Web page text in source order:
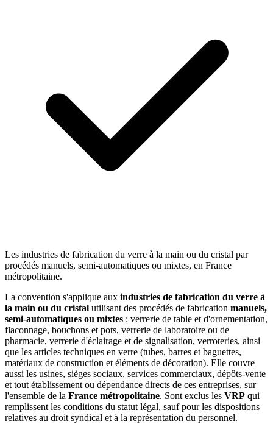
Les industries de fabrication du verre à la main ou du cristal par
procédés manuels, semi-automatiques ou mixtes, en France
métropolitaine.
La convention s'applique aux industries de fabrication du verre à
la main ou du cristal utilisant des procédés de fabrication manuels,
semi-automatiques ou mixtes : verrerie de table et d'ornementation,
flaconnage, bouchons et pots, verrerie de laboratoire ou de
pharmacie, verrerie d'éclairage et de signalisation, verroteries, ainsi
que les articles techniques en verre (tubes, barres et baguettes,
matériaux de construction et éléments de décoration). Elle couvre
aussi les usines, sièges sociaux, services commerciaux, dépôts-vente
et tout établissement ou dépendance directs de ces entreprises, sur
l'ensemble de la France métropolitaine. Sont exclus les VRP qui
remplissent les conditions du statut légal, sauf pour les dispositions
relatives au droit syndical et à la représentation du personnel.